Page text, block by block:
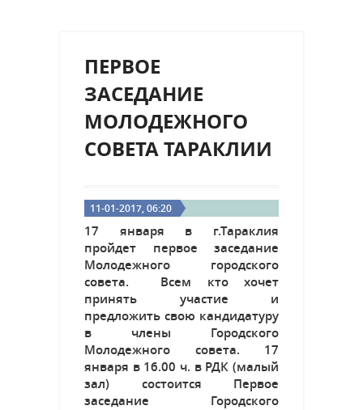
ПЕРВОЕ
ЗАСЕДАНИЕ
МОЛОДЕЖНОГО
СОВЕТА ТАРАКЛИИ
11-01-2017, 06:20
17 января в г.Тараклия
пройдет первое заседание
Молодежного городского
совета. Всем кто хочет
принять участие и
предложить свою кандидатуру
в члены Городского
Молодежного совета. 17
января в 16.00 ч. в РДК (малый
зал) состоится Первое
заседание Городского